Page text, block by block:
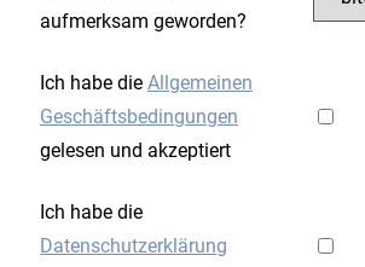
aufmerksam geworden?
Ich habe die Allgemeinen
Geschäftsbedingungen
gelesen und akzeptiert
Ich habe die
Datenschutzerklärung